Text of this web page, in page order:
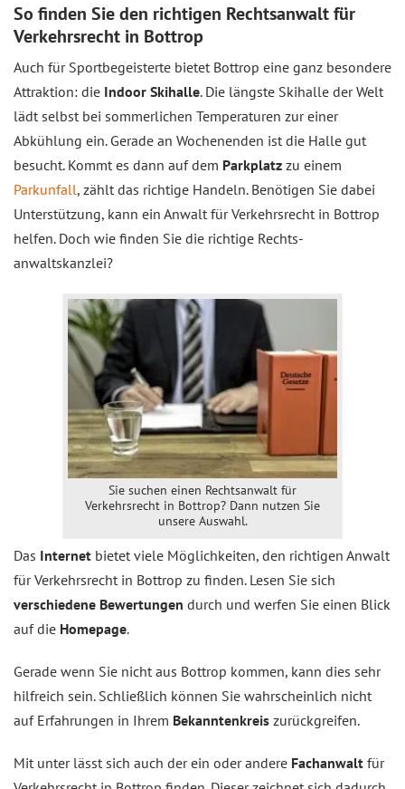
So finden Sie den richtigen Rechtsanwalt für
Verkehrsrecht in Bottrop
Auch für Sportbegeisterte bietet Bottrop eine ganz besondere
Attraktion: die Indoor Skihalle. Die längste Skihalle der Welt
lädt selbst bei sommerlichen Temperaturen zur einer
Abkühlung ein. Gerade an Wochenenden ist die Halle gut
besucht. Kommt es dann auf dem Parkplatz zu einem
Parkunfall, zählt das richtige Handeln. Benötigen Sie dabei
Unter­stützung, kann ein Anwalt für Verkehrsrecht in Bottrop
helfen. Doch wie finden Sie die richtige Rechts­
anwaltskanzlei?
Sie suchen einen Rechtsanwalt für
Verkehrsrecht in Bottrop? Dann nutzen Sie
unsere Auswahl.
Das Internet bietet viele Möglichkeiten, den richtigen Anwalt
für Verkehrsrecht in Bottrop zu finden. Lesen Sie sich
verschiedene Bewertungen durch und werfen Sie einen Blick
auf die Homepage.
Gerade wenn Sie nicht aus Bottrop kommen, kann dies sehr
hilfreich sein. Schließlich können Sie wahrscheinlich nicht
auf Erfahrungen in Ihrem Bekanntenkreis zurückgreifen.
Mit unter lässt sich auch der ein oder andere Fachanwalt für